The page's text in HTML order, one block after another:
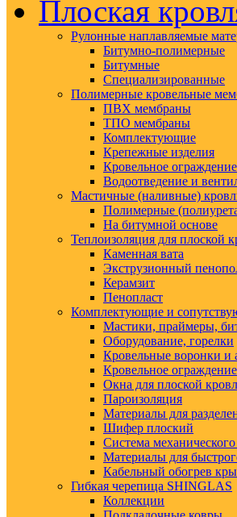
Плоская
Рулонные наплавляемые
Битумно-полимерные
Битумные
Специализированные
Полимерные кровельные
ПВХ мембраны
ТПО мембраны
Комплектующие
Крепежные изделия
Кровельное ограждение
Водоотведение и
Мастичные (наливные)
Полимерные
На битумной основе
Теплоизоляция для плоской
Каменная вата
Экструзионный
Керамзит
Пенопласт
Комплектующие и
Мастики, праймеры,
Оборудование, горелки
Кровельные воронки и
Кровельное ограждение
Окна для плоской
Пароизоляция
Материалы для
Шифер плоский
Система
Материалы для
Кабельный обогрев
Гибкая черепица SHINGLAS
Коллекции